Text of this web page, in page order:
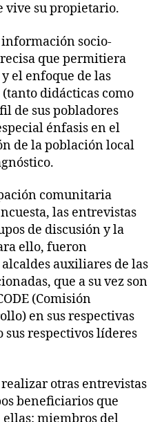
vive su propietario.
socio-
que permitiera
el enfoque de las
didácticas como
de sus pobladores
énfasis en el
de la población local
comunitaria
las entrevistas
de discusión y la
ello, fueron
auxiliares de las
que a su vez son
(Comisión
en sus respectivas
sus respectivos líderes
otras entrevistas
beneficiarios que
miembros del